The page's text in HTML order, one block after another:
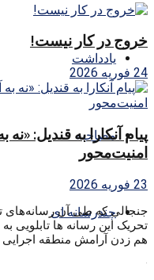
یادداشت
مصاحبه
چندرسانه ای
خروج در کار نیست!
24 فوریه 2026
پیام آنکارا به قندیل: «نه
امنیت‌محور
23 فوریه 2026
جنجالی که طی آن رسانه‌های
تحریک این رسانه ها تابلویی
هم زدن آرامش منطقه اجرایی